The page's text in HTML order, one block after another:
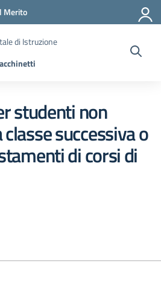
Merito
di Istruzione
studenti non
successiva o
di corsi di